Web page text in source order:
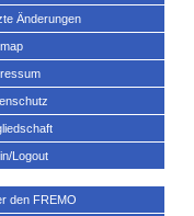
Änderungen
Logout
den FREMO